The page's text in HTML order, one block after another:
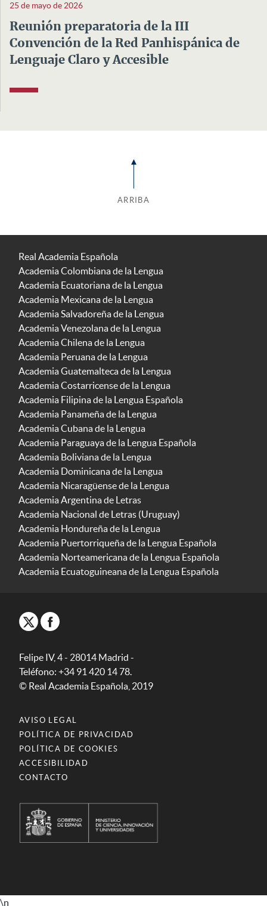
25 de mayo de 2026
Reunión preparatoria de la III
Convención de la Red Panhispánica de
Lenguaje Claro y Accesible
ARRIBA
Real Academia Española
Academia Colombiana de la Lengua
Academia Ecuatoriana de la Lengua
Academia Mexicana de la Lengua
Academia Salvadoreña de la Lengua
Academia Venezolana de la Lengua
Academia Chilena de la Lengua
Academia Peruana de la Lengua
Academia Guatemalteca de la Lengua
Academia Costarricense de la Lengua
Academia Filipina de la Lengua Española
Academia Panameña de la Lengua
Academia Cubana de la Lengua
Academia Paraguaya de la Lengua Española
Academia Boliviana de la Lengua
Academia Dominicana de la Lengua
Academia Nicaragüense de la Lengua
Academia Argentina de Letras
Academia Nacional de Letras (Uruguay)
Academia Hondureña de la Lengua
Academia Puertorriqueña de la Lengua Española
Academia Norteamericana de la Lengua Española
Academia Ecuatoguineana de la Lengua Española
Felipe IV, 4 - 28014 Madrid -
Teléfono: +34 91 420 14 78.
© Real Academia Española, 2019
AVISO LEGAL
POLÍTICA DE PRIVACIDAD
POLÍTICA DE COOKIES
ACCESIBILIDAD
CONTACTO
\n